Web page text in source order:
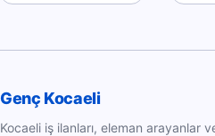
Genç Kocaeli
Kocaeli iş ilanları, eleman arayanlar